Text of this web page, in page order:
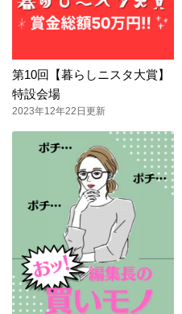
第10回【暮らしニスタ大賞】
特設会場
2023年12年22日更新